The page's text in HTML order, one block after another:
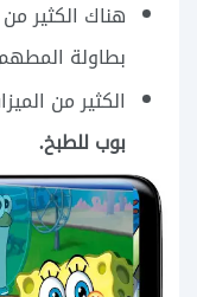
هناك الكثير
بطاولة
الكثير من
بوب للطبخ.